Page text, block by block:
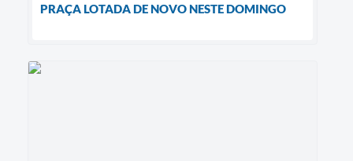
PRAÇA LOTADA DE NOVO NESTE DOMINGO